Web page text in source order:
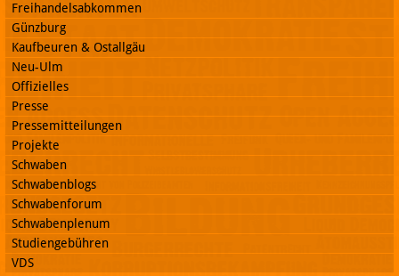
Freihandelsabkommen
Günzburg
Kaufbeuren & Ostallgäu
Neu-Ulm
Offizielles
Presse
Pressemitteilungen
Projekte
Schwaben
Schwabenblogs
Schwabenforum
Schwabenplenum
Studiengebühren
VDS